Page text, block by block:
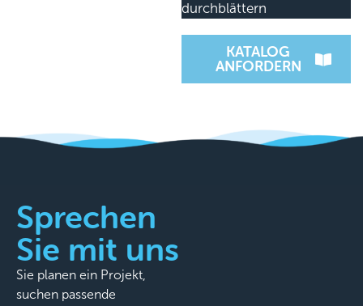
durchblättern
KATALOG
ANFORDERN
Sprechen
Sie mit uns
Sie planen ein Projekt,
suchen passende